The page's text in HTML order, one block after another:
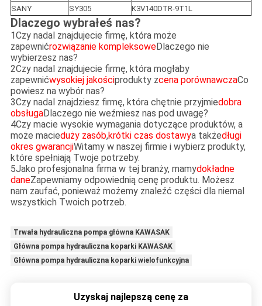
SANY
SY305 K3V140DTR-9T1L
Dlaczego wybrałeś nas?
1Czy nadal znajdujecie firmę, która może
zapewnićrozwiązanie kompleksoweDlaczego nie
wybierzesz nas?
2Czy nadal znajdujecie firmę, która mogłaby
zapewnićwysokiej jakościprodukty zcena porównawczaCo
powiesz na wybór nas?
3Czy nadal znajdziesz firmę, która chętnie przyjmiedobra
obsługaDlaczego nie weźmiesz nas pod uwagę?
4Czy macie wysokie wymagania dotyczące produktów, a
może macieduży zasób,krótki czas dostawya takżedługi
okres gwarancjiWitamy w naszej firmie i wybierz produkty,
które spełniają Twoje potrzeby.
5Jako profesjonalna firma w tej branży, mamydokładne
daneZapewniamy odpowiednią cenę produktu. Możesz
nam zaufać, ponieważ możemy znaleźć części dla niemal
wszystkich Twoich potrzeb.
Trwała hydrauliczna pompa główna KAWASAK
Główna pompa hydrauliczna koparki KAWASAK
Główna pompa hydrauliczna koparki wielofunkcyjna
Uzyskaj najlepszą cenę za